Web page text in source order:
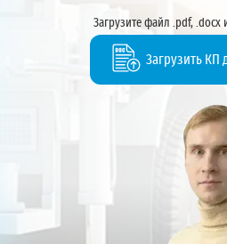
Загрузите файл .pdf,
Загрузить КП